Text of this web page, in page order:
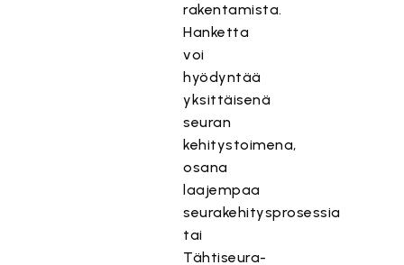
rakentamista.
Hanketta
voi
hyödyntää
yksittäisenä
seuran
kehitystoimena,
osana
laajempaa
seurakehitysprosessia
tai
Tähtiseura-